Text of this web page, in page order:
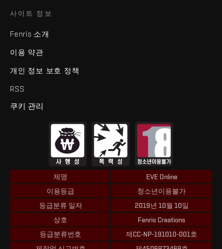
사이트 정보
Fenris 소개
이용 약관
개인 정보 보호 정책
RSS
쿠키 관리
제명
EVE Online
이용등급
청소년이용불가
등급분류 일자
2019년 10월 10일
상호
Fenris Creations
등급분류번호
제CC-NP-191010-001호